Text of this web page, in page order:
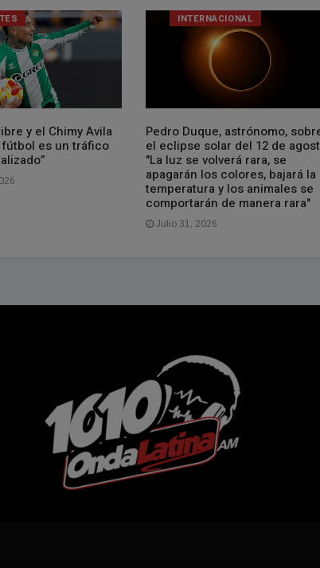
y el Chimy Avila
fútbol es un tráfico
INTERNACIONAL
Pedro Duque, astrónomo,
el eclipse solar del 12 de
"La luz se volverá rara, se
apagarán los colores, bajará la
temperatura y los animales se
comportarán de manera rara"
Julio 31, 2026